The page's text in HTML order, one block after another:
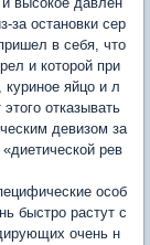
за остановки сер
в себя, что
и которой при
куриное яйцо и л
отказывать
девизом за
рев
особ
быстро растут с
очень н